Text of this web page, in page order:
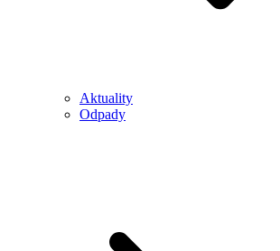
Aktuality
Odpady